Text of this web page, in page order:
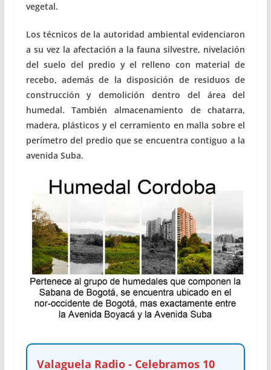
vegetal.
Los técnicos de la autoridad ambiental evidenciaron
a su vez la afectación a la fauna silvestre, nivelación
del suelo del predio y el relleno con material de
recebo, además de la disposición de residuos de
construcción y demolición dentro del área del
humedal. También almacenamiento de chatarra,
madera, plásticos y el cerramiento en malla sobre el
perímetro del predio que se encuentra contiguo a la
avenida Suba.
Valaguela Radio - Celebramos 10